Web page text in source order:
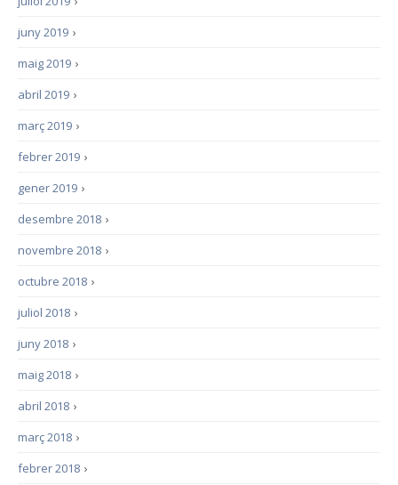
›
juny 2019
›
maig 2019
›
abril 2019
›
març 2019
›
febrer 2019
›
gener 2019
›
desembre 2018
›
novembre 2018
›
octubre 2018
›
juliol 2018
›
juny 2018
›
maig 2018
›
abril 2018
›
març 2018
›
febrer 2018